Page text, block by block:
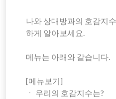
나와 상대방과의 호감지
하게 알아보세요.
메뉴는 아래와 같습니다.
[메뉴보기]
ㆍ 우리의 호감지수는?